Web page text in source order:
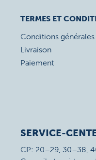
TERMES ET
Conditions générales
Livraison
Paiement
SERVICE-
CP: 20–29, 30–38,